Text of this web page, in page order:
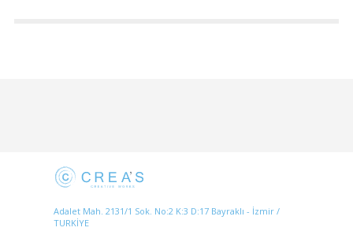
Adalet Mah. 2131/1 Sok. No:2 K:3 D:17 Bayraklı - İzmir /
TURKİYE